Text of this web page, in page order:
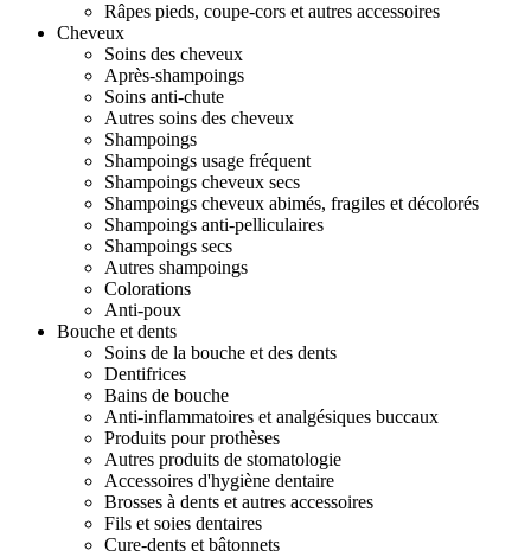
Râpes pieds, coupe-cors et autres accessoires
Cheveux
Soins des cheveux
Après-shampoings
Soins anti-chute
Autres soins des cheveux
Shampoings
Shampoings usage fréquent
Shampoings cheveux secs
Shampoings cheveux abimés, fragiles et décolorés
Shampoings anti-pelliculaires
Shampoings secs
Autres shampoings
Colorations
Anti-poux
Bouche et dents
Soins de la bouche et des dents
Dentifrices
Bains de bouche
Anti-inflammatoires et analgésiques buccaux
Produits pour prothèses
Autres produits de stomatologie
Accessoires d'hygiène dentaire
Brosses à dents et autres accessoires
Fils et soies dentaires
Cure-dents et bâtonnets